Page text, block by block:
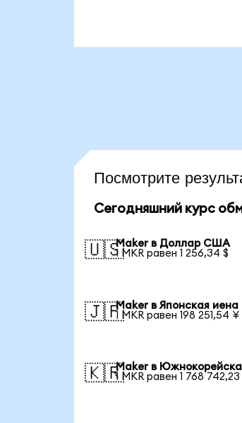
Посмотрите
Сегодняшний курс
🇺🇸Maker в Доллар США
1 MKR равен 1 256,34 $
🇯🇵Maker в Японская иена
1 MKR равен 198 251,54 ¥
🇰🇷Maker в
1 MKR равен 1 768